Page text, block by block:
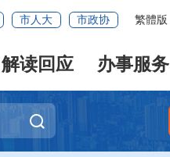
市人大 市政协 繁體版
解读回应 办事服务